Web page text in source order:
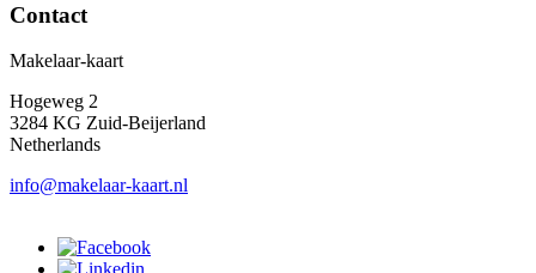
Contact
Makelaar-kaart
Hogeweg 2
3284 KG Zuid-Beijerland
Netherlands
info@makelaar-kaart.nl